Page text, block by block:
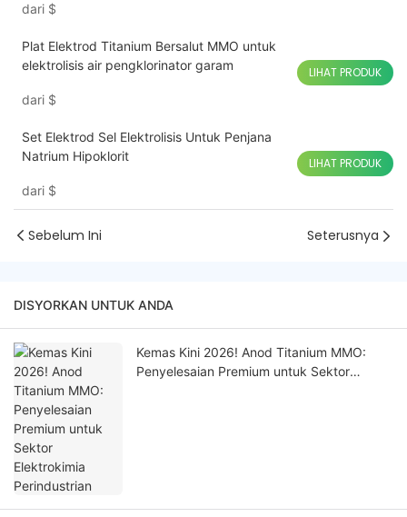
dari $
Plat Elektrod Titanium Bersalut MMO untuk
elektrolisis air pengklorinator garam
dari $
LIHAT PRODUK
Set Elektrod Sel Elektrolisis Untuk Penjana
Natrium Hipoklorit
dari $
LIHAT PRODUK
Sebelum Ini Seterusnya
DISYORKAN UNTUK ANDA
Kemas Kini 2026! Anod Titanium MMO:
Penyelesaian Premium untuk Sektor